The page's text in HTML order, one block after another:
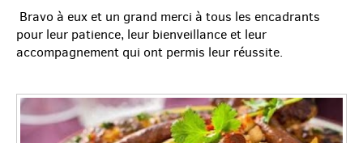
Bravo à eux et un grand merci à tous les encadrants
pour leur patience, leur bienveillance et leur
accompagnement qui ont permis leur réussite.